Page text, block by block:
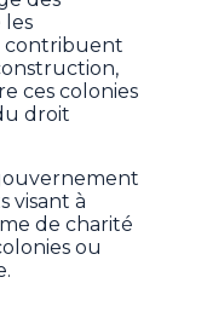
les
contribuent
ces colonies
droit
visant à
de charité
ou